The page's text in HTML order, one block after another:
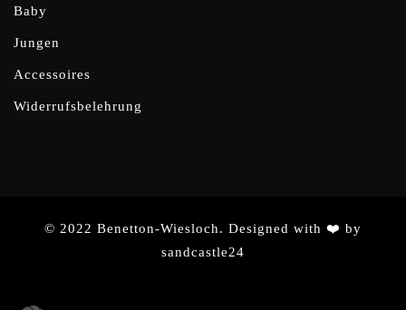
Baby
Jungen
Accessoires
Widerrufsbelehrung
© 2022 Benetton-Wiesloch. Designed with ❤️ by
sandcastle24